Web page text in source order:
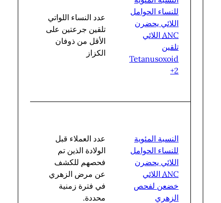
للنساء الحوامل
اللائي يحضرن
ANC اللائي
تلقين
Tetanusoxoid
2+
عدد النساء اللواتي
تلقين جرعتين على
الأقل من ذوفان
الكزاز
النسبة المئوية
للنساء الحوامل
اللائي يحضرن
ANC اللائي
خضعن لفحص
الزهري
عدد العملاء قبل
الولادة الذين تم
فحصهم للكشف
عن مرض الزهري
في فترة زمنية
محددة.